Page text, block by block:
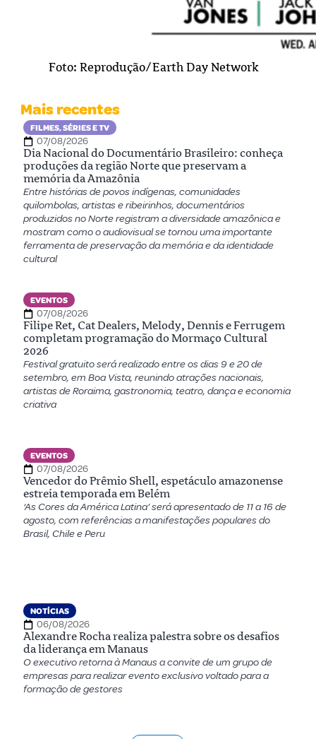
Foto: Reprodução/Earth Day Network
Mais recentes
FILMES, SÉRIES E TV
07/08/2026
Dia Nacional do Documentário Brasileiro: conheça
produções da região Norte que preservam a
memória da Amazônia
Entre histórias de povos indígenas, comunidades
quilombolas, artistas e ribeirinhos, documentários
produzidos no Norte registram a diversidade amazônica e
mostram como o audiovisual se tornou uma importante
ferramenta de preservação da memória e da identidade
cultural
EVENTOS
07/08/2026
Filipe Ret, Cat Dealers, Melody, Dennis e Ferrugem
completam programação do Mormaço Cultural
2026
Festival gratuito será realizado entre os dias 9 e 20 de
setembro, em Boa Vista, reunindo atrações nacionais,
artistas de Roraima, gastronomia, teatro, dança e economia
criativa
EVENTOS
07/08/2026
Vencedor do Prêmio Shell, espetáculo amazonense
estreia temporada em Belém
‘As Cores da América Latina’ será apresentado de 11 a 16 de
agosto, com referências a manifestações populares do
Brasil, Chile e Peru
NOTÍCIAS
06/08/2026
Alexandre Rocha realiza palestra sobre os desafios
da liderança em Manaus
O executivo retorna à Manaus a convite de um grupo de
empresas para realizar evento exclusivo voltado para a
formação de gestores